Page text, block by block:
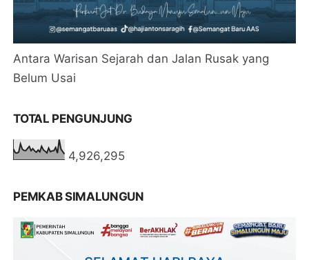
Antara Warisan Sejarah dan Jalan Rusak yang
Belum Usai
TOTAL PENGUNJUNG
4,926,295
PEMKAB SIMALUNGUN